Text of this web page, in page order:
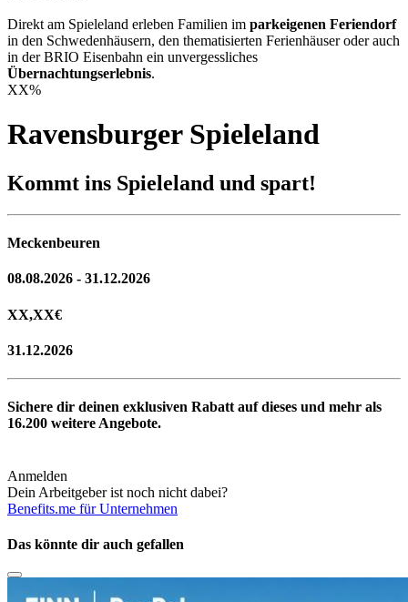
Direkt am Spieleland erleben Familien im parkeigenen Feriendorf
in den Schwedenhäusern, den thematisierten Ferienhäuser oder auch
in der BRIO Eisenbahn ein unvergessliches
Übernachtungserlebnis.
XX%
Ravensburger Spieleland
Kommt ins Spieleland und spart!
Meckenbeuren
08.08.2026 - 31.12.2026
XX,XX€
31.12.2026
Sichere dir deinen exklusiven Rabatt auf dieses und mehr als
16.200 weitere Angebote.
Anmelden
Dein Arbeitgeber ist noch nicht dabei?
Benefits.me für Unternehmen
Das könnte dir auch gefallen